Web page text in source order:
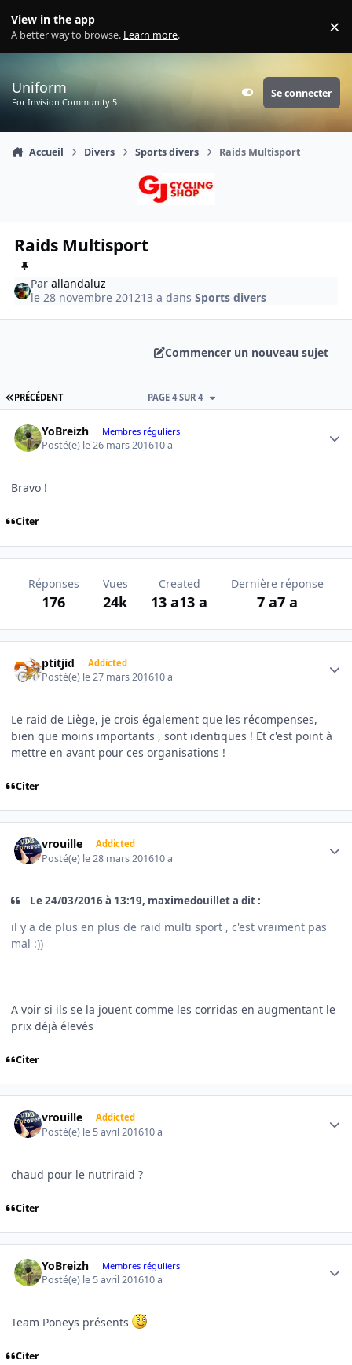
View in the app
A better way to browse. Learn more. ×
Uniform
For Invision Community 5 Customizer
Se connecter
Accueil Divers Sports divers Raids Multisport
Raids Multisport
Parallandaluz
le 28 novembre 201213 a dansSports divers
Commencer un nouveau sujet
PREMIÈRE PAGE
PRÉCÉDENT PAGE 4 SUR 4
YoBreizh Membres réguliers
Posté(e) le 26 mars 201610 a
Bravo !
Citer
Réponses
176
Vues
24k
Created
13 a13 a
Dernière réponse
7 a7 a
ptitjid Addicted
Posté(e) le 27 mars 201610 a
Le raid de Liège, je crois également que les récompenses,
bien que moins importants , sont identiques ! Et c'est point à
mettre en avant pour ces organisations !
Citer
vrouille Addicted
Posté(e) le 28 mars 201610 a
Le 24/03/2016 à 13:19, maximedouillet a dit :
il y a de plus en plus de raid multi sport , c'est vraiment pas
mal :))
A voir si ils se la jouent comme les corridas en augmentant le
prix déjà élevés
Citer
vrouille Addicted
Posté(e) le 5 avril 201610 a
chaud pour le nutriraid ?
Citer
YoBreizh Membres réguliers
Posté(e) le 5 avril 201610 a
Team Poneys présents
Citer